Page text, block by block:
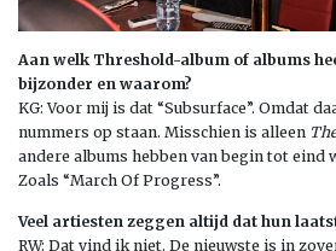
Aan welk Threshold-album of albums
bijzonder en waarom?
KG: Voor mij is dat “Subsurface”. Omdat
nummers op staan. Misschien is alleen
andere albums hebben van begin tot eind
Zoals “March Of Progress”.
Veel artiesten zeggen altijd dat hun
RW: Dat vind ik niet. De nieuwste is in